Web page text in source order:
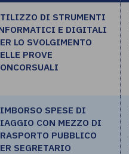
DI STRUMENTI
E DIGITALI
LO SVOLGIMENTO
PROVE
SPESE DI
CON MEZZO DI
PUBBLICO
SEGRETARIO